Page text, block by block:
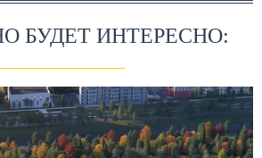
БУДЕТ ИНТЕРЕСНО: